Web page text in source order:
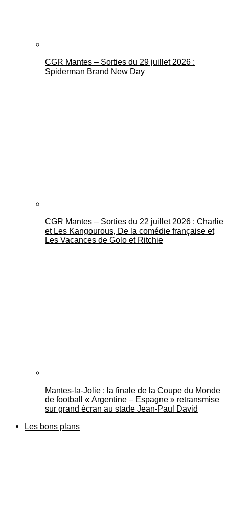
CGR Mantes – Sorties du 29 juillet 2026 :
Spiderman Brand New Day
CGR Mantes – Sorties du 22 juillet 2026 : Charlie
et Les Kangourous, De la comédie française et
Les Vacances de Golo et Ritchie
Mantes-la-Jolie : la finale de la Coupe du Monde
de football « Argentine – Espagne » retransmise
sur grand écran au stade Jean-Paul David
Les bons plans